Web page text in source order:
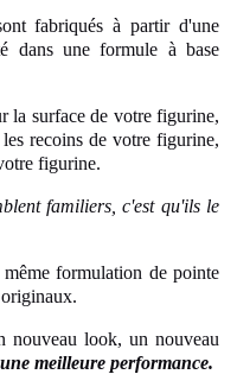
fabriqués à partir d'une
dans une formule à base
la surface de votre figurine,
recoins de votre figurine,
figurine.
familiers, c'est qu'ils le
formulation de pointe
nouveau look, un nouveau
une meilleure performance.